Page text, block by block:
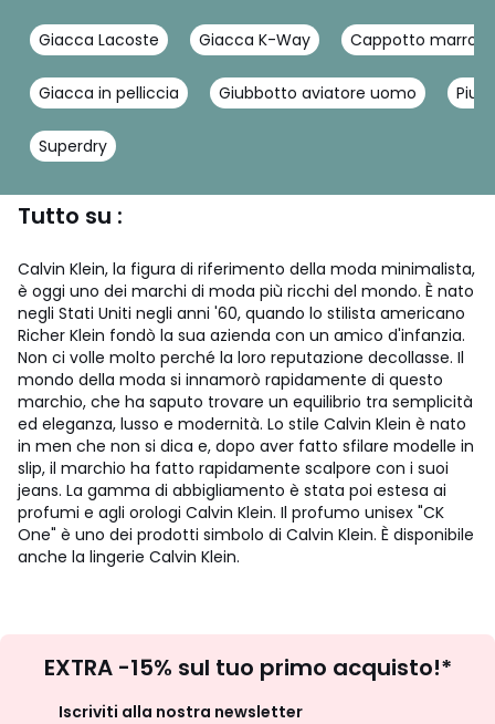
Giacca Lacoste Giacca K-Way Cappotto
Giacca in pelliccia Giubbotto aviatore uomo
Superdry
Tutto su :
Calvin Klein, la figura di riferimento della moda minimalista,
è oggi uno dei marchi di moda più ricchi del mondo. È nato
negli Stati Uniti negli anni '60, quando lo stilista americano
Richer Klein fondò la sua azienda con un amico d'infanzia.
Non ci volle molto perché la loro reputazione decollasse. Il
mondo della moda si innamorò rapidamente di questo
marchio, che ha saputo trovare un equilibrio tra semplicità
ed eleganza, lusso e modernità. Lo stile Calvin Klein è nato
in men che non si dica e, dopo aver fatto sfilare modelle in
slip, il marchio ha fatto rapidamente scalpore con i suoi
jeans. La gamma di abbigliamento è stata poi estesa ai
profumi e agli orologi Calvin Klein. Il profumo unisex "CK
One" è uno dei prodotti simbolo di Calvin Klein. È disponibile
anche la lingerie Calvin Klein.
newsletter
EXTRA -15% sul tuo primo acquisto!*
Iscriviti alla nostra newsletter